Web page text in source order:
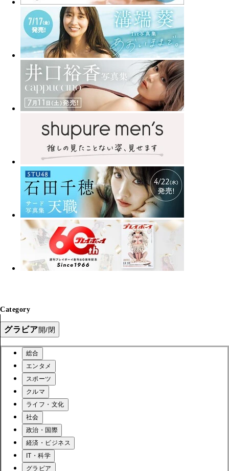
Category
グラビア開/閉
総合
エンタメ
スポーツ
クルマ
ライフ・文化
社会
政治・国際
経済・ビジネス
IT・科学
グラビア